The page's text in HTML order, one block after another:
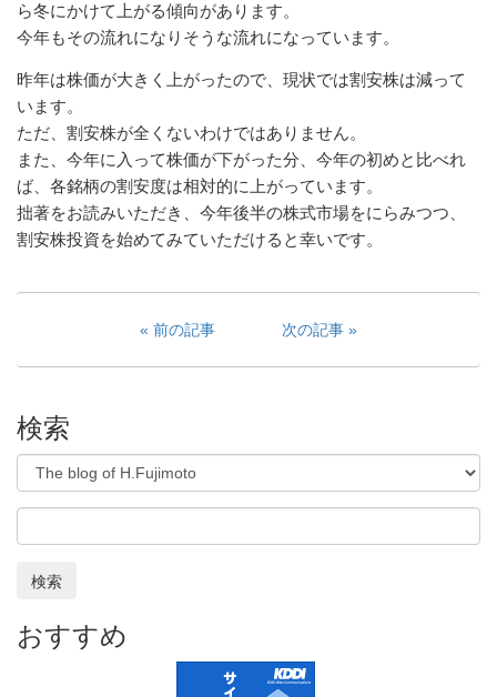
ら冬にかけて上がる傾向があります。
今年もその流れになりそうな流れになっています。
昨年は株価が大きく上がったので、現状では割安株は減って
います。
ただ、割安株が全くないわけではありません。
また、今年に入って株価が下がった分、今年の初めと比べれ
ば、各銘柄の割安度は相対的に上がっています。
拙著をお読みいただき、今年後半の株式市場をにらみつつ、
割安株投資を始めてみていただけると幸いです。
前の記事 次の記事
検索
検索
おすすめ